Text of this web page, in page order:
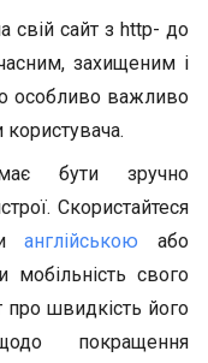
сайт з http- до
захищеним і
особливо важливо
бути зручно
Скористайтеся
англійською або
свого
про швидкість його
покращення